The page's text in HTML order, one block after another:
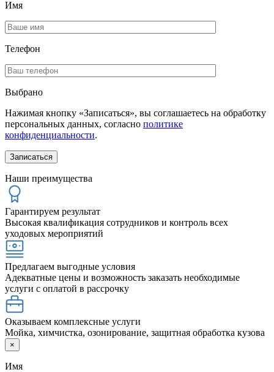
Имя
Телефон
Выбрано
Нажимая кнопку «Записаться», вы соглашаетесь на обработку
персональных данных, согласно политике
конфиденциальности.
Наши преимущества
Гарантируем результат
Высокая квалификация сотрудников и контроль всех
уходовых мероприятий
Предлагаем выгодные условия
Адекватные цены и возможность заказать необходимые
услуги с оплатой в рассрочку
Оказываем комплексные услуги
Мойка, химчистка, озонирование, защитная обработка кузова
×
Имя